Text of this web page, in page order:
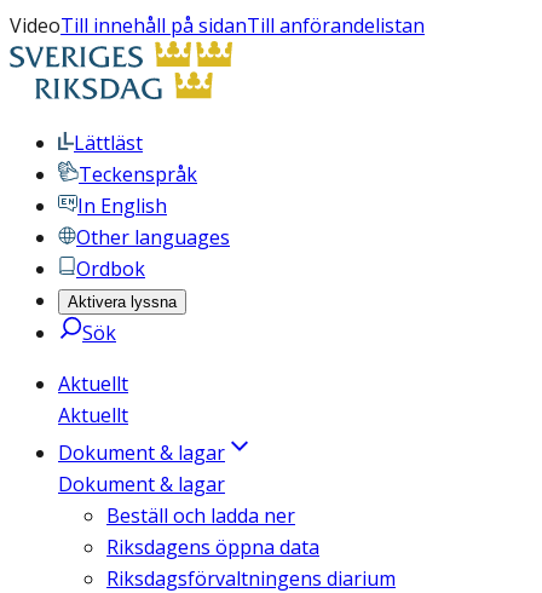
VideoTill innehåll på sidanTill anförandelistan
Lättläst
Teckenspråk
In English
Other languages
Ordbok
Aktivera lyssna
Sök
Aktuellt
Aktuellt
Dokument & lagar
Dokument & lagar
Beställ och ladda ner
Riksdagens öppna data
Riksdagsförvaltningens diarium